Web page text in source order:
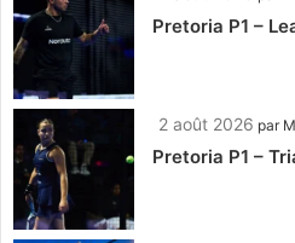
Pretoria P1 –
2 août 2026 par
Pretoria P1 –